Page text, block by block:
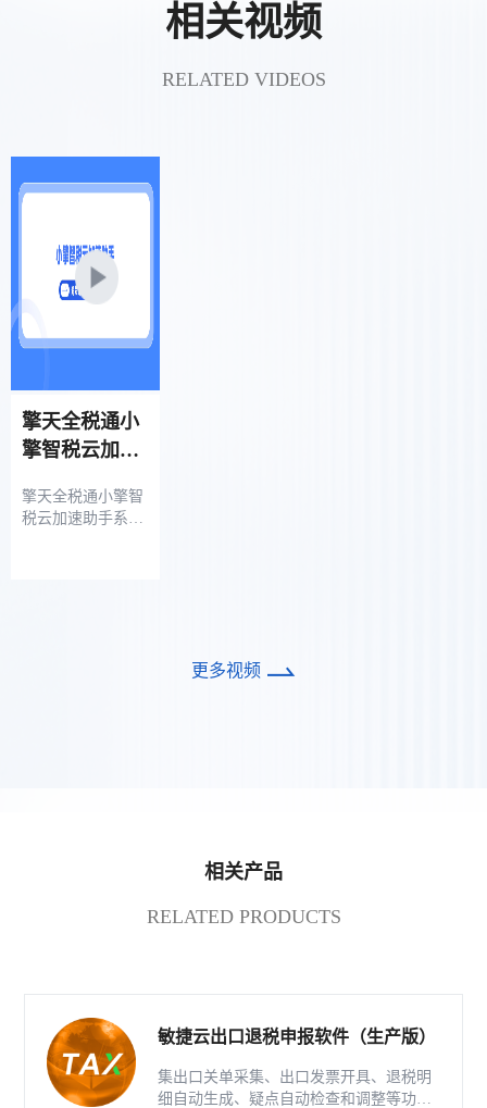
相关视频
RELATED VIDEOS
擎天全税通小
擎智税云加速
擎天全税通小擎智
税云加速助手系统
更多视频
相关产品
RELATED PRODUCTS
敏捷云出口退税申报软件（生产版）
集出口关单采集、出口发票开具、退税明
细自动生成、疑点自动检查和调整等功能